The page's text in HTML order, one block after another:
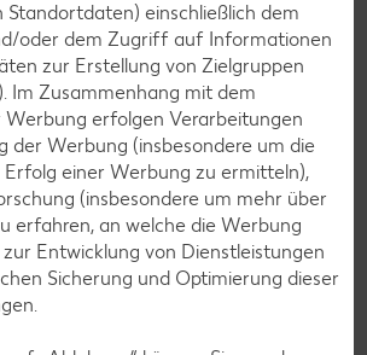
Mehr erfahren
in deiner Filiale
Übersicht aller unserer Partner-Shops in
Standortdaten) einschließlich dem
oder dem Zugriff auf Informationen
zur Erstellung von Zielgruppen
Im Zusammenhang mit dem
Werbung erfolgen Verarbeitungen
der Werbung (insbesondere um die
Erfolg einer Werbung zu ermitteln),
(insbesondere um mehr über
erfahren, an welche die Werbung
zur Entwicklung von Dienstleistungen
Sicherung und Optimierung dieser